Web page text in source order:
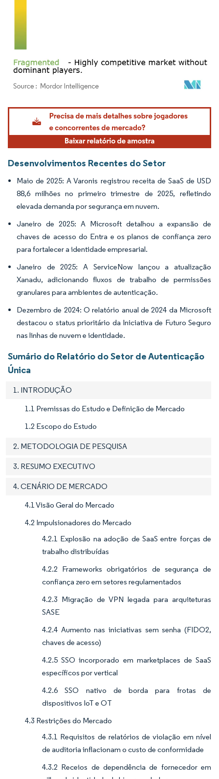
Imagem © Mordor Intelligence. O reuso requer atribuição conforme CC BY 4.0.
Desenvolvimentos Recentes do Setor
Maio de 2025: A Varonis registrou receita de SaaS de USD
88,6 milhões no primeiro trimestre de 2025, refletindo
elevada demanda por segurança em nuvem.
Janeiro de 2025: A Microsoft detalhou a expansão de
chaves de acesso do Entra e os planos de confiança zero
para fortalecer a identidade empresarial.
Janeiro de 2025: A ServiceNow lançou a atualização
Xanadu, adicionando fluxos de trabalho de permissões
granulares para ambientes de autenticação.
Dezembro de 2024: O relatório anual de 2024 da Microsoft
destacou o status prioritário da Iniciativa de Futuro Seguro
nas linhas de nuvem e identidade.
Sumário do Relatório do Setor de Autenticação
Única
1. INTRODUÇÃO
1.1 Premissas do Estudo e Definição de Mercado
1.2 Escopo do Estudo
2. METODOLOGIA DE PESQUISA
3. RESUMO EXECUTIVO
4. CENÁRIO DE MERCADO
4.1 Visão Geral do Mercado
4.2 Impulsionadores do Mercado
4.2.1 Explosão na adoção de SaaS entre forças de
trabalho distribuídas
4.2.2 Frameworks obrigatórios de segurança de
confiança zero em setores regulamentados
4.2.3 Migração de VPN legada para arquiteturas
SASE
4.2.4 Aumento nas iniciativas sem senha (FIDO2,
chaves de acesso)
4.2.5 SSO incorporado em marketplaces de SaaS
específicos por vertical
4.2.6 SSO nativo de borda para frotas de
dispositivos IoT e OT
4.3 Restrições do Mercado
4.3.1 Requisitos de relatórios de violação em nível
de auditoria inflacionam o custo de conformidade
4.3.2 Receios de dependência de fornecedor em